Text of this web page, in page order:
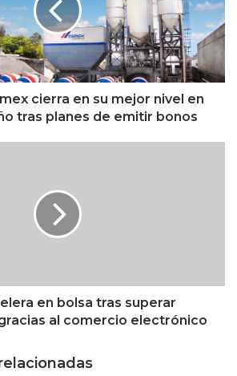
cierra en su mejor nivel en
tras planes de emitir bonos
en bolsa tras superar
al comercio electrónico